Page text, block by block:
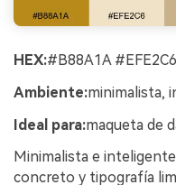
HEX:#B88A1A
Ambiente:minimalista,
Ideal para:maqueta de
Minimalista e
concreto y tipografía